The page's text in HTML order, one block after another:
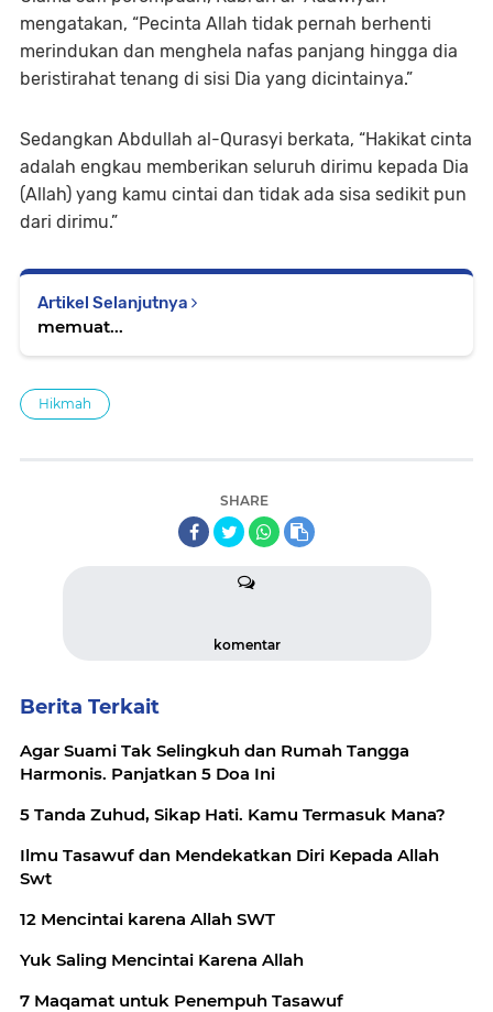
mengatakan, “Pecinta Allah tidak pernah berhenti
merindukan dan menghela nafas panjang hingga dia
beristirahat tenang di sisi Dia yang dicintainya.”
Sedangkan Abdullah al-Qurasyi berkata, “Hakikat cinta
adalah engkau memberikan seluruh dirimu kepada Dia
(Allah) yang kamu cintai dan tidak ada sisa sedikit pun
dari dirimu.”
Artikel Selanjutnya
memuat...
Hikmah
SHARE
komentar
Berita Terkait
Agar Suami Tak Selingkuh dan Rumah Tangga
Harmonis. Panjatkan 5 Doa Ini
5 Tanda Zuhud, Sikap Hati. Kamu Termasuk Mana?
Ilmu Tasawuf dan Mendekatkan Diri Kepada Allah
Swt
12 Mencintai karena Allah SWT
Yuk Saling Mencintai Karena Allah
7 Maqamat untuk Penempuh Tasawuf